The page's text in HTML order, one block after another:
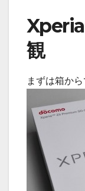
観
まずは箱から